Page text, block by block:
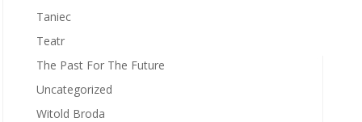
Taniec
Teatr
The Past For The Future
Uncategorized
Witold Broda